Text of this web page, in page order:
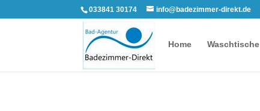
033841 30174 info@badezimmer-direkt.de
Home Waschtische